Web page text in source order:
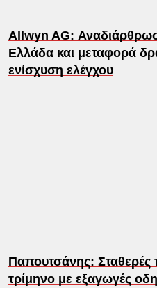
Allwyn AG:
Ελλάδα και μεταφορά
ενίσχυση ελέγχου
Παπουτσάνης:
τρίμηνο με εξαγωγές